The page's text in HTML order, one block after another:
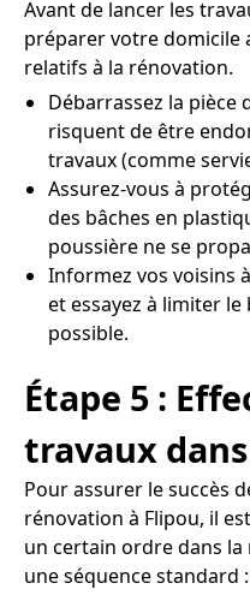
Avant de lancer les
préparer votre domicile
relatifs à la rénovation.
Débarrassez la pièce
risquent de être
travaux (comme
Assurez-vous à
des bâches en
poussière ne se
Informez vos voisins
et essayez à limiter
possible.
Étape 5 :
travaux
Pour assurer le succès
rénovation à Flipou, il
un certain ordre dans la
une séquence standard :